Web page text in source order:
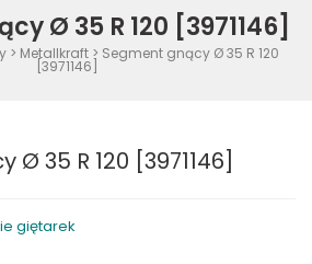
Ø 35 R 120 [3971146]
> Metallkraft> Segment gnący Ø 35 R 120
[3971146]
35 R 120 [3971146]
giętarek